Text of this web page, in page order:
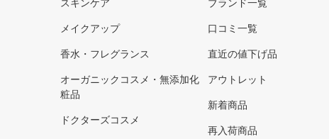
スキンケア
メイクアップ
香水・フレグランス
オーガニックコスメ・無添加化
粧品
ドクターズコスメ
ブランド一覧
口コミ一覧
直近の値下げ品
アウトレット
新着商品
再入荷商品